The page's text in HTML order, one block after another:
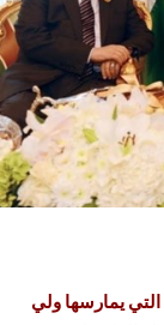
يمارسها ولي